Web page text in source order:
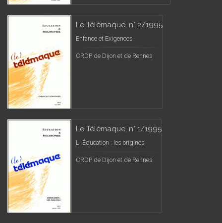
Le Télémaque, n° 2/1995
Enfance et Exigences
CRDP de Dijon et de Rennes
Le Télémaque, n° 1/1995
L' Éducation : les origines
CRDP de Dijon et de Rennes